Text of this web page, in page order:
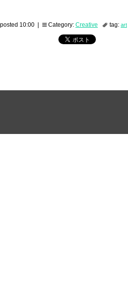
posted 10:00 | Category: Creative tag: art